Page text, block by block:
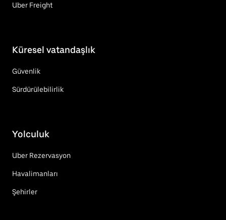
Uber Freight
Küresel vatandaşlık
Güvenlik
Sürdürülebilirlik
Yolculuk
Uber Rezervasyon
Havalimanları
Şehirler